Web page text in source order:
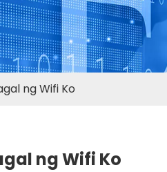
ng Wifi Ko
ng Wifi Ko